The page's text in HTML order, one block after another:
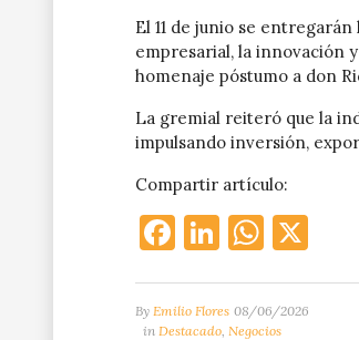
El 11 de junio se entregarán
empresarial, la innovación
homenaje póstumo a don
La gremial reiteró que la
impulsando inversión,
Compartir artículo:
Facebook
LinkedIn
By Emilio Flores 08/06/2026
in Destacado Negocios